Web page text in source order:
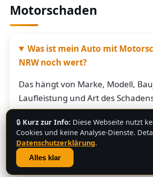
Motorschaden
Was ist mein Auto mit
NRW noch wert?
Das hängt von Marke, Modell,
Laufleistung und Art des
grobe Richtung: Fahrzeuge mit
bringen je nach Restwert der
der Teile oft noch mehrere hundert
mehrere tausend Euro. Schicken
Fahrzeugdaten – Sie bekommen
🔒 Kurz zur Info: Diese Webseite nutzt
Cookies und keine Analyse-Dienste.
Datenschutzerklärung.
Alles klar